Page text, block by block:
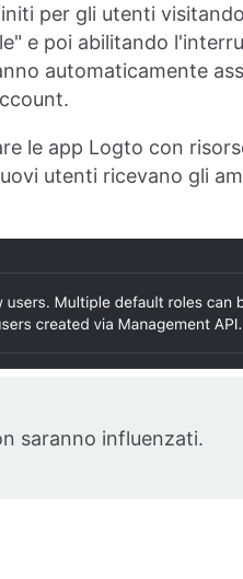
per gli utenti
e poi abilitando
automaticamente
le app Logto con
utenti ricevano gli
saranno influenzati.